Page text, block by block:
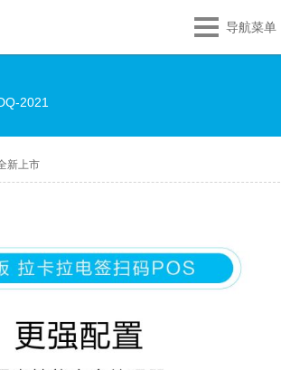
导航菜单
2021
新上市